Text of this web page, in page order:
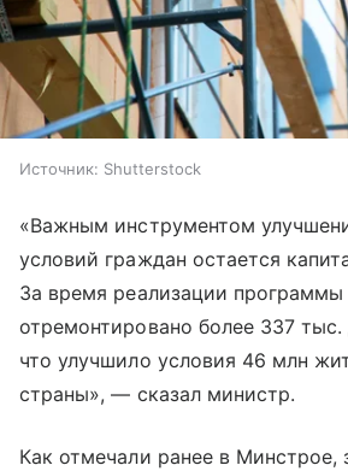
Источник: Shutterstock
«Важным инструментом
условий граждан остается
За время реализации программы
отремонтировано более 337
что улучшило условия 46 млн
страны», — сказал министр.
Как отмечали ранее в Минстрое,